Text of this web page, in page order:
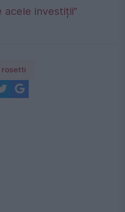
investiții”
rosetti